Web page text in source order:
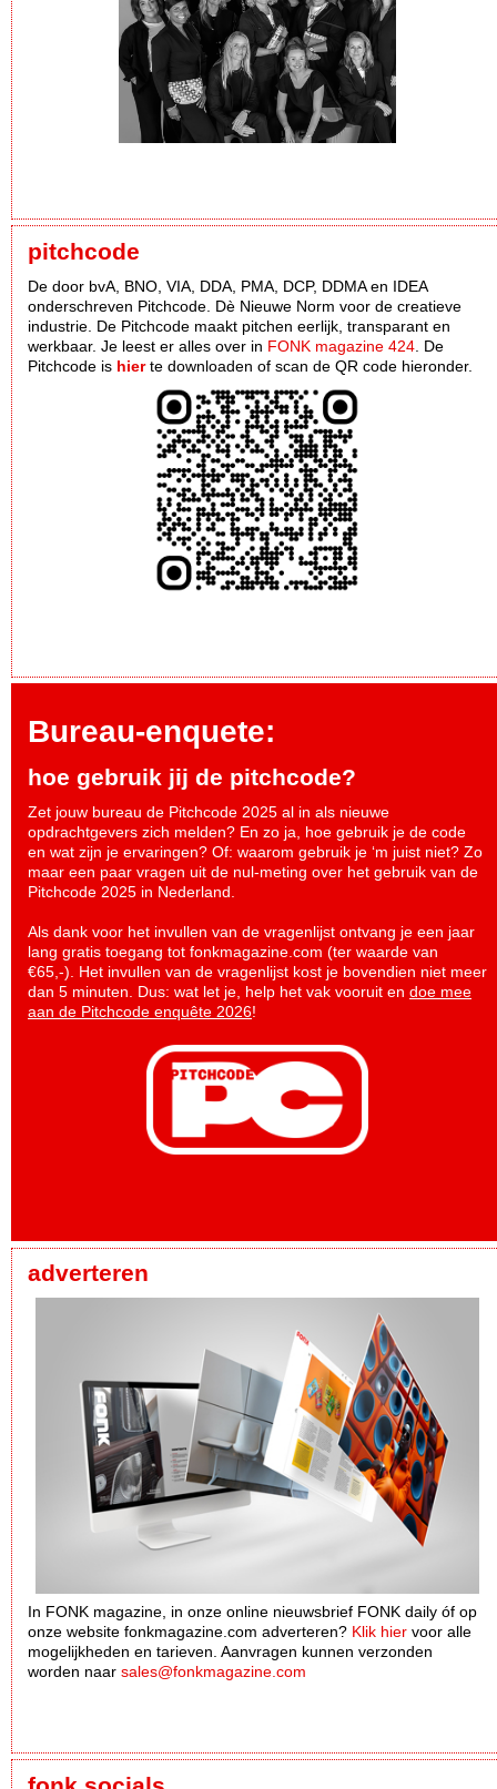
pitchcode
De door bvA, BNO, VIA, DDA, PMA, DCP, DDMA en IDEA
onderschreven Pitchcode. Dè Nieuwe Norm voor de creatieve
industrie. De Pitchcode maakt pitchen eerlijk, transparant en
werkbaar. Je leest er alles over in FONK magazine 424 . De
Pitchcode is hierte downloaden of scan de QR code hieronder.
Bureau-enquete:
hoe gebruik jij de pitchcode?
Zet jouw bureau de Pitchcode 2025 al in als nieuwe
opdrachtgevers zich melden? En zo ja, hoe gebruik je de code
en wat zijn je ervaringen? Of: waarom gebruik je ‘m juist niet? Zo
maar een paar vragen uit de nul-meting over het gebruik van de
Pitchcode 2025 in Nederland.
Als dank voor het invullen van de vragenlijst ontvang je een jaar
lang gratis toegang tot fonkmagazine.com (ter waarde van
€65,-). Het invullen van de vragenlijst kost je bovendien niet meer
dan 5 minuten. Dus: wat let je, help het vak vooruit en doe mee
aan de Pitchcode enquête 2026!
adverteren
In FONK magazine, in onze online nieuwsbrief FONK daily óf op
onze website fonkmagazine.com adverteren? Klik hier voor alle
mogelijkheden en tarieven. Aanvragen kunnen verzonden
worden naar sales@fonkmagazine.com